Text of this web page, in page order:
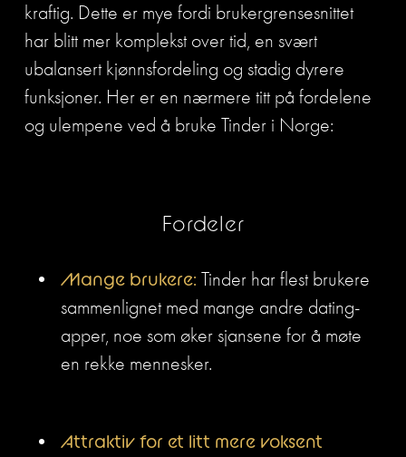
kraftig. Dette er mye fordi brukergrensesnittet
har blitt mer komplekst over tid, en svært
ubalansert kjønnsfordeling og stadig dyrere
funksjoner. Her er en nærmere titt på fordelene
og ulempene ved å bruke Tinder i Norge:
Fordeler
Mange brukere: Tinder har flest brukere
sammenlignet med mange andre dating-
apper, noe som øker sjansene for å møte
en rekke mennesker.
Attraktiv for et litt mere voksent